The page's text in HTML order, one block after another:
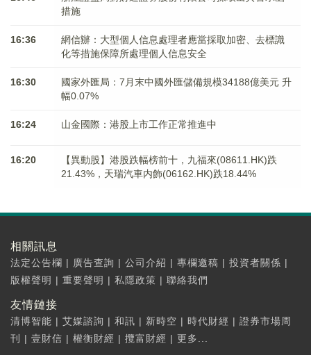
措施
16:36
網信辦：大型個人信息處理者應當採取加密、去標識
化等措施保障所處理個人信息安全
16:30
國家外匯局：7月末中國外匯儲備規模34188億美元 升
幅0.07%
16:24 山金國際：港股上市工作正常推進中
16:20
【異動股】港股跌幅榜前十，九福來(08611.HK)跌
21.43%，天瑞汽車内飾(06162.HK)跌18.44%
相關訊息
法定公告欄 | 廣告查詢 | 公司介紹 | 專欄邀稿 | 投資者關係 |
版權聲明 | 重要聲明 | 私隱政策 | 聯絡我們
友情鏈接
清博智能 | 艾媒諮詢 | 和訊 | 新時空 | 時代財經 | 證券市場周
刊
| 壹財信 | 權衡財經 | 攬富財經 | 更多...